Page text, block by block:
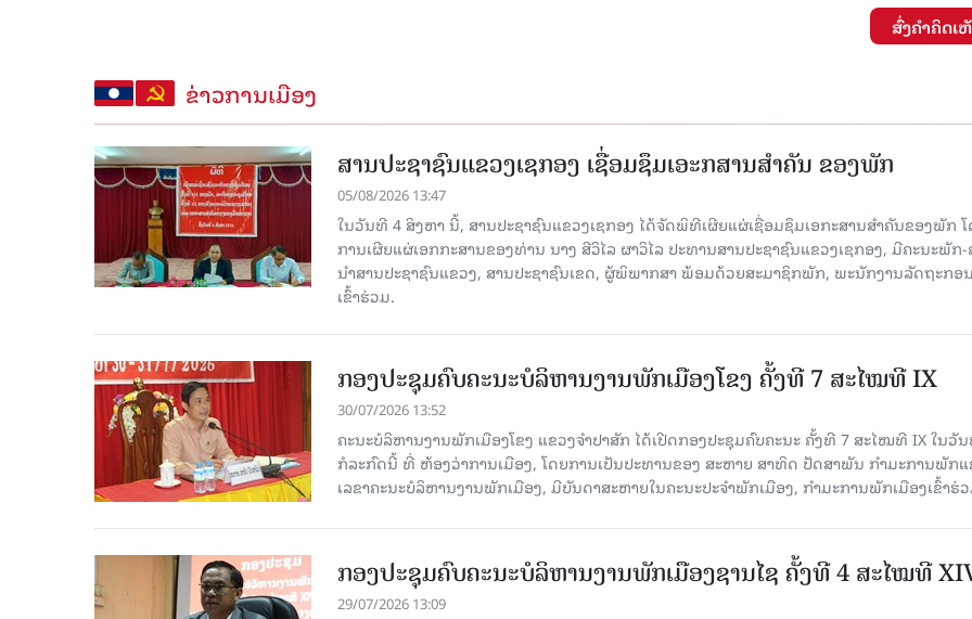
ສົ່ງຄໍາຄິດເ
ຂ່າວການເມືອງ
ສານປະຊາຊົນແຂວງເຊກອງ ເຊື່ອມຊຶມເອະກສານສໍາຄັນ ຂອງພັກ
05/08/2026 13:47
ໃນວັນທີ 4 ສິງຫາ ນີ້, ສານປະຊາຊົນແຂວງເຊກອງ ໄດ້ຈັດພິທີເຜີຍແຜ່ເຊື່ອມຊຶມເອກະສານສໍາຄັນຂອງພັກ
ການເຜີຍແຜ່ເອກກະສານຂອງທ່ານ ນາງ ສີວິໄລ ຜາວິໄລ ປະທານສານປະຊາຊົນແຂວງເຊກອງ, ມີຄະນະພັກ-
ນໍາສານປະຊາຊົນແຂວງ, ສານປະຊາຊົນເຂດ, ຜູ້ພິພາກສາ ພ້ອມດ້ວຍສະມາຊິກພັກ, ພະນັກງານລັດຖະກອ
ເຂົ້າຮ່ວມ.
ກອງປະຊຸມຄົບຄະນະບໍລິຫານງານພັກເມືອງໂຂງ ຄັ້ງທີ 7 ສະໄໝທີ IX
30/07/2026 13:52
ຄະນະບໍລິຫານງານພັກເມືອງໂຂງ ແຂວງຈຳປາສັກ ໄດ້ເປີດກອງປະຊຸມຄົບຄະນະ ຄັ້ງທີ 7 ສະໄໝທີ IX ໃນ​ວັ
ກໍ​ລະ​ກົດ​ນີ້ ທີ່ ຫ້ອງວ່າການເມືອງ, ໂດຍການເປັນປະທານຂອງ ສະຫາຍ ສາທິດ ປັດສາພັນ ກຳມະການພັກ
ເລຂາຄະນະບໍລິຫານງານພັກເມືອງ, ມີບັນດາສະຫາຍໃນຄະນະປະຈຳພັກເມືອງ, ກຳມະການພັກເມືອງເຂົ້າຮ່
ກອງປະຊຸມຄົບຄະນະບໍລິຫານງານພັກເມືອງຊານ​ໄຊ ຄັ້ງທີ 4 ສະໄໝທີ
29/07/2026 13:09